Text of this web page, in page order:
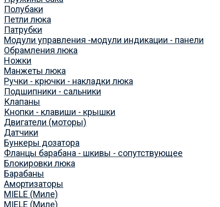
Полубаки
Петли люка
Патрубки
Модули управления -модули индикации - панели
Обрамления люка
Ножки
Манжеты люка
Ручки - крючки - накладки люка
Подшипники - сальники
Клапаны
Кнопки - клавиши - крышки
Двигатели (моторы)
Датчики
Бункеры дозатора
Фланцы барабана - шкивы - сопутствующее
Блокировки люка
Барабаны
Амортизаторы
MIELE (Миле)
MIELE (Миле)